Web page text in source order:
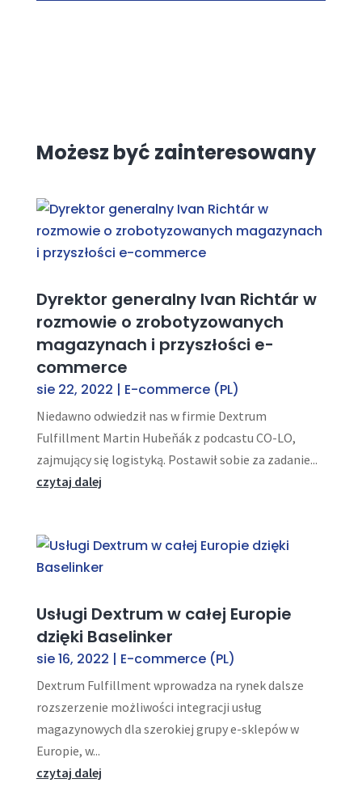
Możesz być zainteresowany
Dyrektor generalny Ivan Richtár w
rozmowie o zrobotyzowanych
magazynach i przyszłości e-
commerce
sie 22, 2022 | E-commerce (PL)
Niedawno odwiedził nas w firmie Dextrum
Fulfillment Martin Hubeňák z podcastu CO-LO,
zajmujący się logistyką. Postawił sobie za zadanie...
czytaj dalej
Usługi Dextrum w całej Europie
dzięki Baselinker
sie 16, 2022 | E-commerce (PL)
Dextrum Fulfillment wprowadza na rynek dalsze
rozszerzenie możliwości integracji usług
magazynowych dla szerokiej grupy e-sklepów w
Europie, w...
czytaj dalej